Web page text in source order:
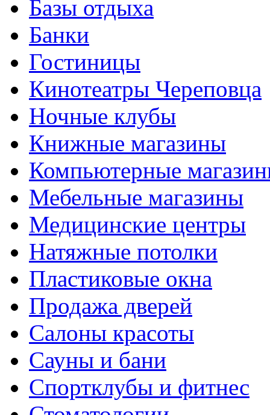
Базы отдыха
Банки
Гостиницы
Кинотеатры Череповца
Ночные клубы
Книжные магазины
Компьютерные
Мебельные магазины
Медицинские центры
Натяжные потолки
Пластиковые окна
Продажа дверей
Салоны красоты
Сауны и бани
Спортклубы и фитнес